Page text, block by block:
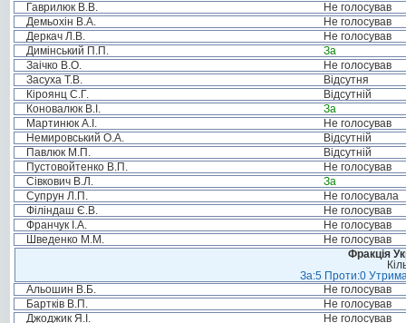
Гаврилюк В.В.
Не голосував
Демьохін В.А.
Не голосував
Деркач Л.В.
Не голосував
Димінський П.П.
За
Заічко В.О.
Не голосував
Засуха Т.В.
Відсутня
Кіроянц С.Г.
Відсутній
Коновалюк В.І.
За
Мартинюк А.І.
Не голосував
Немировський О.А.
Відсутній
Павлюк М.П.
Відсутній
Пустовойтенко В.П.
Не голосував
Сівкович В.Л.
За
Супрун Л.П.
Не голосувала
Філіндаш Є.В.
Не голосував
Франчук І.А.
Не голосував
Шведенко М.М.
Не голосував
Фракція
За:5 Проти:0
Альошин В.Б.
Не голосував
Бартків В.П.
Не голосував
Джоджик Я.І.
Не голосував